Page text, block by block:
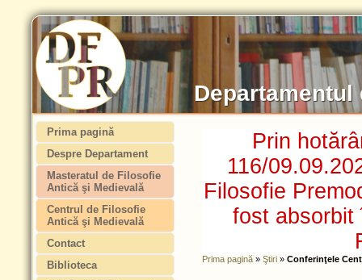
Prin
116/
Filosofie
fost absorbit
Prima pagină » Ştiri » Conferinţele
Prima pagină
Despre Departament
Masteratul de Filosofie
Antică şi Medievală
Centrul de Filosofie
Antică şi Medievală
Contact
Biblioteca